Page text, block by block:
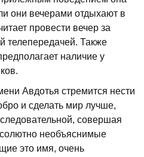
они вечерами отдыхают в
провести вечер за
телепередачей. Также
наличие у
Авдотья стремится нести
и сделать мир лучше,
совершая
необъяснимые
это имя, очень